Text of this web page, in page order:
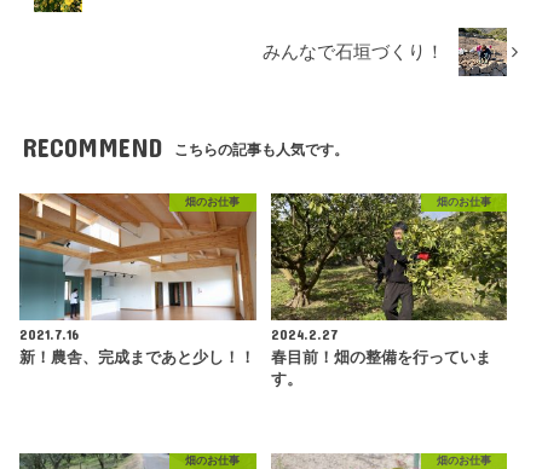
みんなで石垣づくり！
RECOMMEND こちらの記事も人気です。
畑のお仕事
2021.7.16
新！農舎、完成まであと少し！！
畑のお仕事
2024.2.27
春目前！畑の整備を行っていま
す。
畑のお仕事 畑のお仕事